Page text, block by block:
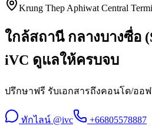
Krung Thep Aphiwat Central
ใกล้สถานี กลางบางซื่อ
iVC ดูแลให้ครบจบ
ปรึกษาฟรี รับเอกสารถึงคอนโด/ออ
ทักไลน์ @ivc
+66805578887